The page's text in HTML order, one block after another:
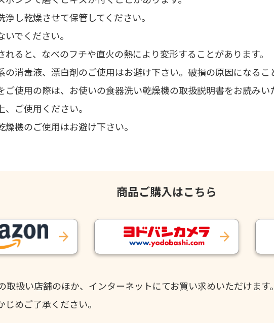
浄し乾燥させて保管してください。
でください。
れると、なべのフチや直火の熱により変形することがあります。
の消毒液、漂白剤のご使用はお避け下さい。破損の原因になるこ
ご使用の際は、お使いの食器洗い乾燥機の取扱説明書をお読み
ご使用ください。
機のご使用はお避け下さい。
商品ご購入はこちら
取扱い店舗のほか、インターネットにてお買い求めいただけま
じめご了承ください。